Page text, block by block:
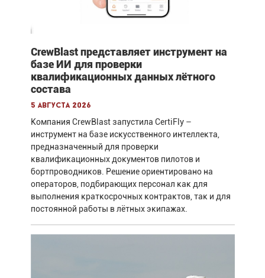
CrewBlast представляет инструмент на
базе ИИ для проверки
квалификационных данных лётного
состава
5 августа 2026
Компания CrewBlast запустила CertiFly –
инструмент на базе искусственного интеллекта,
предназначенный для проверки
квалификационных документов пилотов и
бортпроводников. Решение ориентировано на
операторов, подбирающих персонал как для
выполнения краткосрочных контрактов, так и для
постоянной работы в лётных экипажах.